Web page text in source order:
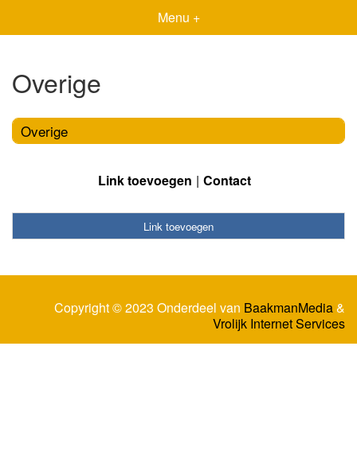
Menu +
Overige
Overige
Link toevoegen Contact
Link toevoegen
Copyright © 2023 Onderdeel van BaakmanMedia&
Vrolijk Internet Services